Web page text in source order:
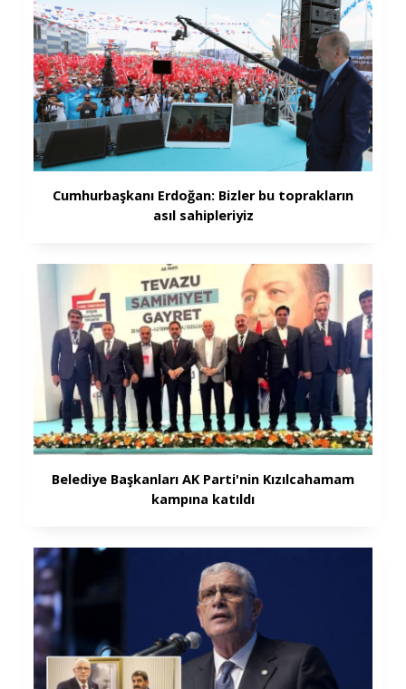
Cumhurbaşkanı Erdoğan: Bizler bu toprakların
asıl sahipleriyiz
Belediye Başkanları AK Parti'nin Kızılcahamam
kampına katıldı